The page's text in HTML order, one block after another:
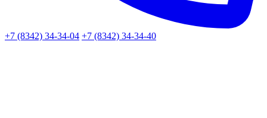
+7 (8342) 34-34-04 +7 (8342) 34-34-40